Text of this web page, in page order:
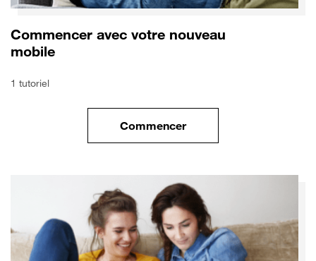
Commencer avec votre nouveau
mobile
1 tutoriel
Commencerle tuto pour Commencer avec